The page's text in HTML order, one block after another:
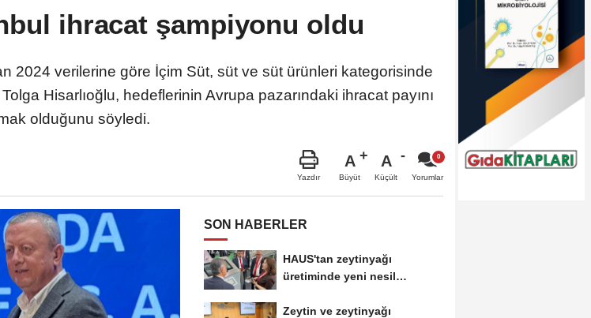
ihracat şampiyonu oldu
2024 verilerine göre İçim Süt, süt ve süt ürünleri kategorisinde
Hisarlıoğlu, hedeflerinin Avrupa pazarındaki ihracat payını
olduğunu söyledi.
Yazdır
A
Büyüt
A
Küçült Yorumlar
SON HABERLER
HAUS'tan zeytinyağı
üretiminde yeni nesil
Zeytin ve zeytinyağı